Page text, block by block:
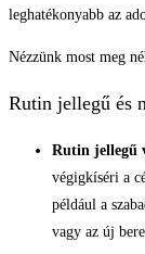
leghatékonyabb az
Nézzünk most meg
Rutin jellegű és
Rutin jellegű
végigkíséri a
például a
vagy az új